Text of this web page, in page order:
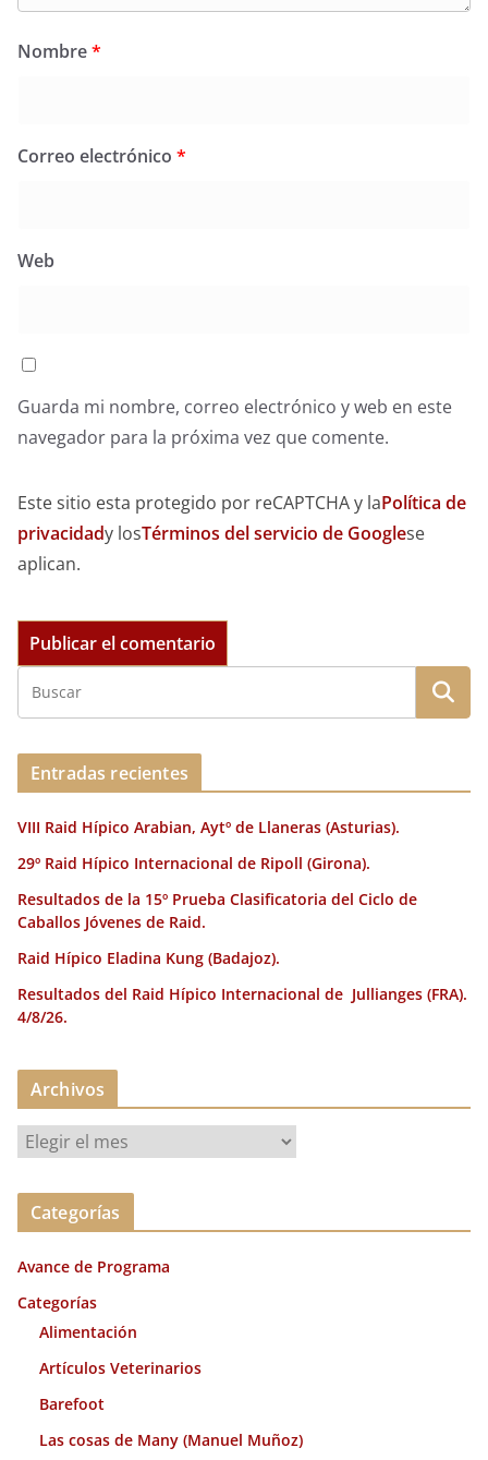
Nombre*
Correo electrónico *
Web
Guarda mi nombre, correo electrónico y web en este
navegador para la próxima vez que comente.
Este sitio esta protegido por reCAPTCHA y laPolítica de
privacidady losTérminos del servicio de Googlese
aplican.
Entradas recientes
VIII Raid Hípico Arabian, Aytº de Llaneras (Asturias).
29º Raid Hípico Internacional de Ripoll (Girona).
Resultados de la 15º Prueba Clasificatoria del Ciclo de
Caballos Jóvenes de Raid.
Raid Hípico Eladina Kung (Badajoz).
Resultados del Raid Hípico Internacional de Jullianges (FRA).
4/8/26.
Archivos
c
v
o
Categorías
Avance de Programa
Categorías
Alimentación
Artículos Veterinarios
Barefoot
Las cosas de Many (Manuel Muñoz)